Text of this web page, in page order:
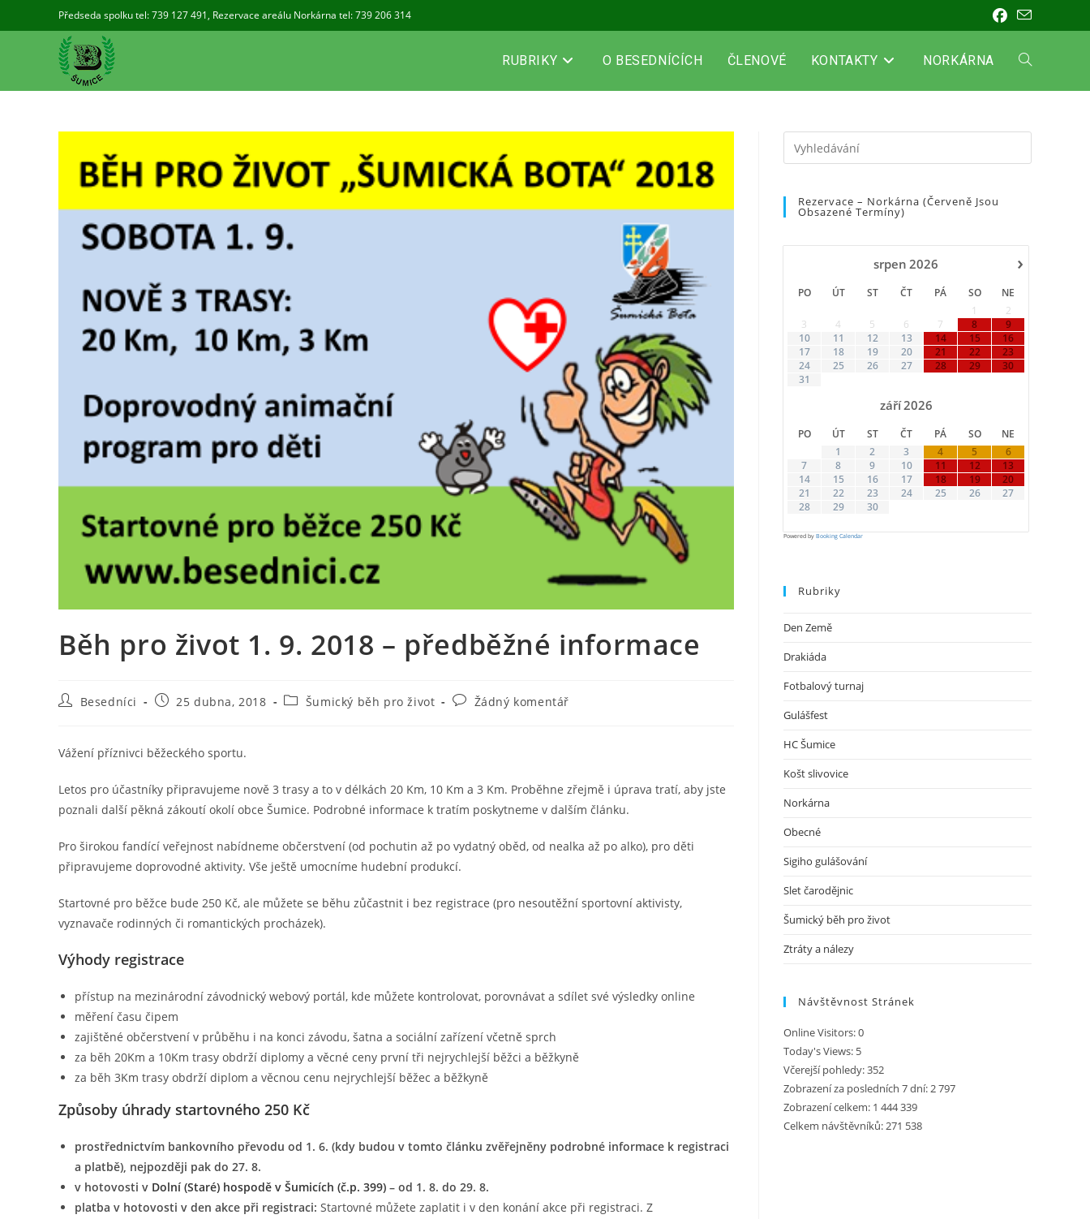
k
Předseda spolku tel: 739 127 491, Rezervace areálu Norkárna tel: 739 206 314
RUBRIKY O BESEDNÍCÍCH ČLENOVÉ KONTAKTY NORKÁRNA PŘEPNOUT
Běh pro život 1. 9. 2018 – předběžné informace
AutorBesedníci
Příspěvek
25 dubna, 2018
RubrikyŠumický běh pro život
Komentáře
Žádný komentář
Vážení příznivci běžeckého sportu.
Letos pro účastníky připravujeme nově 3 trasy a to v délkách 20 Km, 10 Km a 3 Km. Proběhne zřejmě i úprava tratí, aby jste
poznali další pěkná zákoutí okolí obce Šumice. Podrobné informace k tratím poskytneme v dalším článku.
Pro širokou fandící veřejnost nabídneme občerstvení (od pochutin až po vydatný oběd, od nealka až po alko), pro děti
připravujeme doprovodné aktivity. Vše ještě umocníme hudební produkcí.
Startovné pro běžce bude 250 Kč, ale můžete se běhu zůčastnit i bez registrace (pro nesoutěžní sportovní aktivisty,
vyznavače rodinných či romantických procházek).
Výhody registrace
přístup na mezinárodní závodnický webový portál, kde můžete kontrolovat, porovnávat a sdílet své výsledky online
měření času čipem
zajištěné občerstvení v průběhu i na konci závodu, šatna a sociální zařízení včetně sprch
za běh 20Km a 10Km trasy obdrží diplomy a věcné ceny první tři nejrychlejší běžci a běžkyně
za běh 3Km trasy obdrží diplom a věcnou cenu nejrychlejší běžec a běžkyně
Způsoby úhrady startovného 250 Kč
prostřednictvím bankovního převodu od 1. 6. (kdy budou v tomto článku zvěřejněny podrobné informace k registraci
a platbě), nejpozději pak do 27. 8.
v hotovosti v Dolní (Staré) hospodě v Šumicích (č.p. 399) – od 1. 8. do 29. 8.
platba v hotovosti v den akce při registraci: Startovné můžete zaplatit i v den konání akce při registraci. Z
Escape
Rezervace – Norkárna (červeně Jsou
Obsazené Termíny)
›
srpen 2026
PO ÚT ST ČT PÁ SO
NE
1
2
3
4 5 6 7 8
9
10
11 12 13 14 15
16
17
18 19 20 21 22
23
24
25 26 27 28 29
30
31
září2026
PO ÚT ST ČT PÁ SO
NE
1
2 3 4 5
6
7
8 9 10 11 12
13
14
15 16 17 18 19
20
21
22 23 24 25 26
27
28
29 30
Powered by Booking Calendar
Rubriky
Den Země
Drakiáda
Fotbalový turnaj
Gulášfest
HC Šumice
Košt slivovice
Norkárna
Obecné
Sigiho gulášování
Slet čarodějnic
Šumický běh pro život
Ztráty a nálezy
Návštěvnost Stránek
Online Visitors:0
Today's Views: 5
Včerejší pohledy:352
Zobrazení za posledních 7 dní:2 797
Zobrazení celkem: 1 444 339
Celkem návštěvníků:271 538